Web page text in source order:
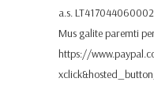
a.s.
Mus galite paremti
https://